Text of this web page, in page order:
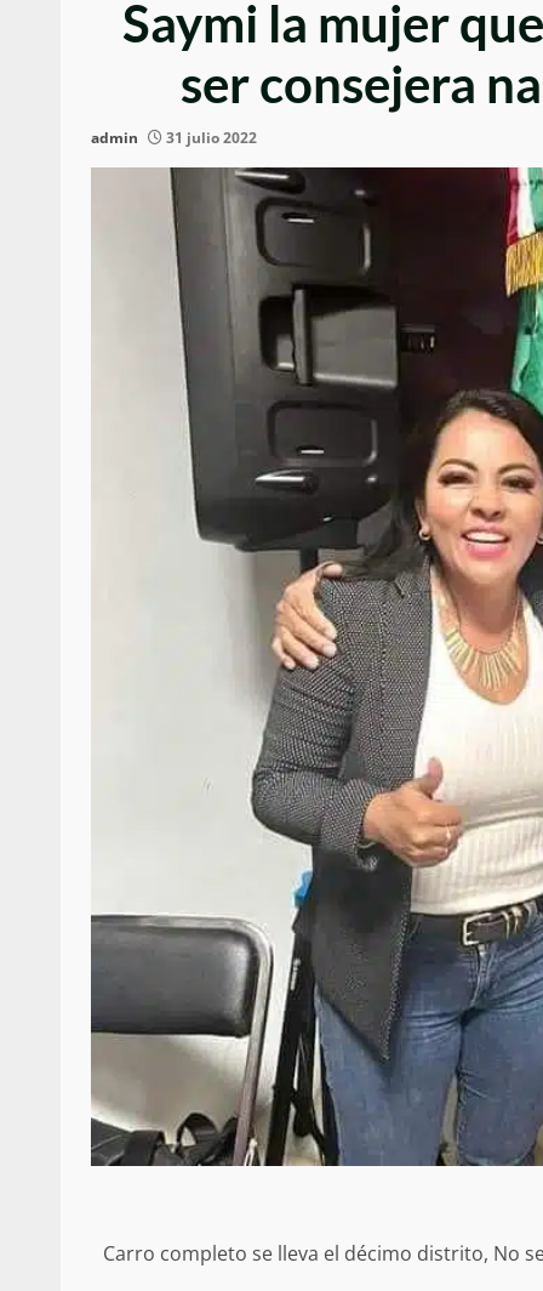
Saymi la mujer
ser consejera
admin 31 julio 2022
Carro completo se lleva el décimo distrito, No
Respaldar la Reforma Electoral es
lado del pueblo: Tania